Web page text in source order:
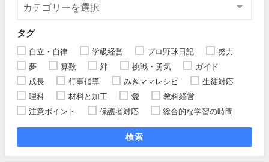
タグ
自立・自律 学級経営 プロ野球日記
努力
夢
算数 絆 挑戦・勇気
ガイド
成長
行事指導 みきママレシピ
生徒対応
理科
材料と加工 愛
教科経営
注意ポイント
保護者対応 総合的な学習の時間
検索